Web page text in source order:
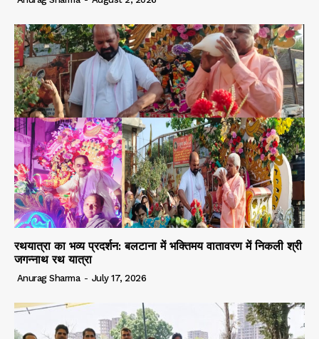
रथयात्रा का भव्य प्रदर्शन: बलटाना में भक्तिमय वातावरण में निकली श्री
जगन्नाथ रथ यात्रा
Anurag Sharma - July 17, 2026